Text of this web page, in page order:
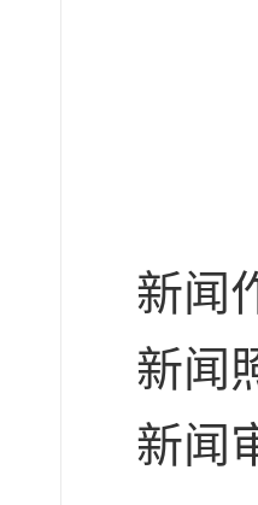
新闻
新闻
新闻